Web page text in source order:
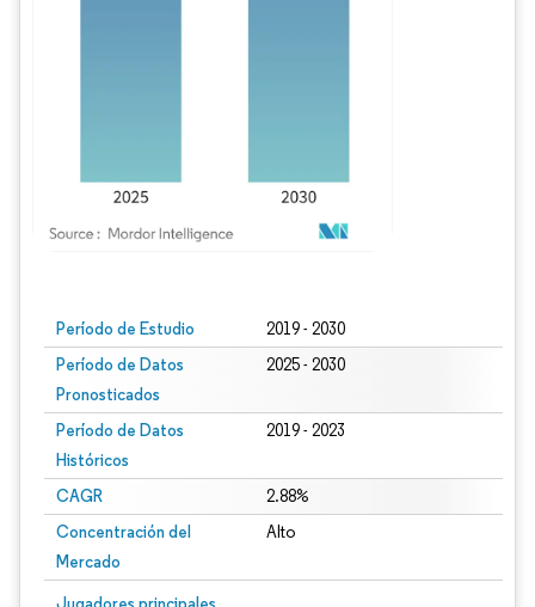
Período de Estudio 2019 - 2030
Período de Datos
Pronosticados
2025 - 2030
Período de Datos
Históricos
2019 - 2023
CAGR 2.88%
Concentración del
Mercado
Alto